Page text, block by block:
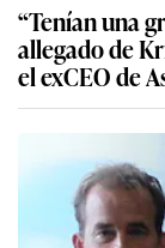
“Tenían una
allegado de
el exCEO de